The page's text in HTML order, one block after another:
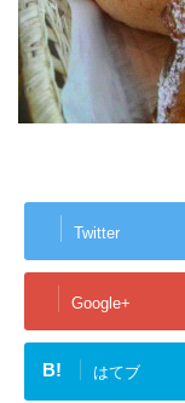
Twitter
Google+
B! はてブ